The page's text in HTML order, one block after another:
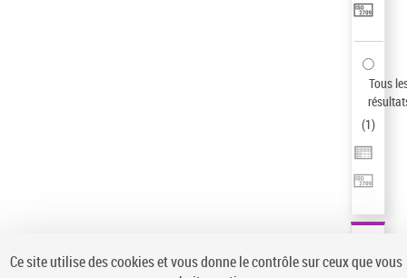
Tous
(1)
Ce site utilise des cookies et vous donne le contrôle sur ceux que vous